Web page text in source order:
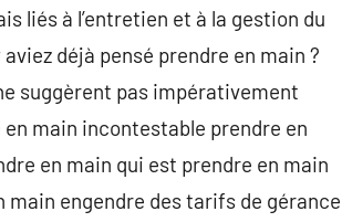
liés à l’entretien et à la gestion du
déjà pensé prendre en main ?
suggèrent pas impérativement
main incontestable prendre en
en main qui est prendre en main
engendre des tarifs de gérance